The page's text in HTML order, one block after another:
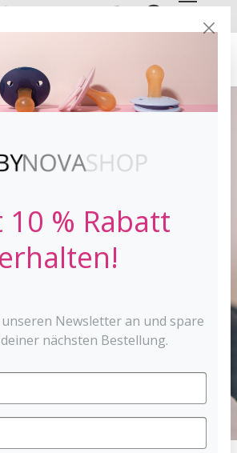
EN
10 % Rabatt
erhalten!
Newsletter an und spare
deiner nächsten Bestellung.